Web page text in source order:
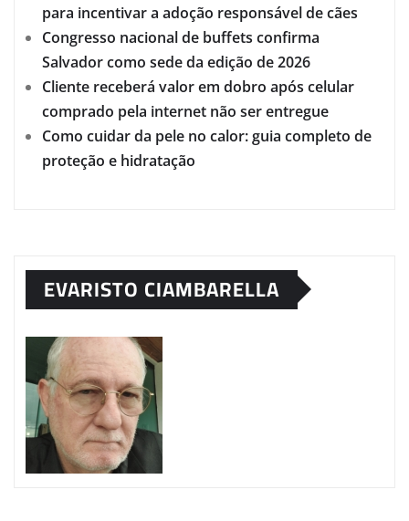
para incentivar a adoção responsável de cães
Congresso nacional de buffets confirma
Salvador como sede da edição de 2026
Cliente receberá valor em dobro após celular
comprado pela internet não ser entregue
Como cuidar da pele no calor: guia completo de
proteção e hidratação
EVARISTO CIAMBARELLA